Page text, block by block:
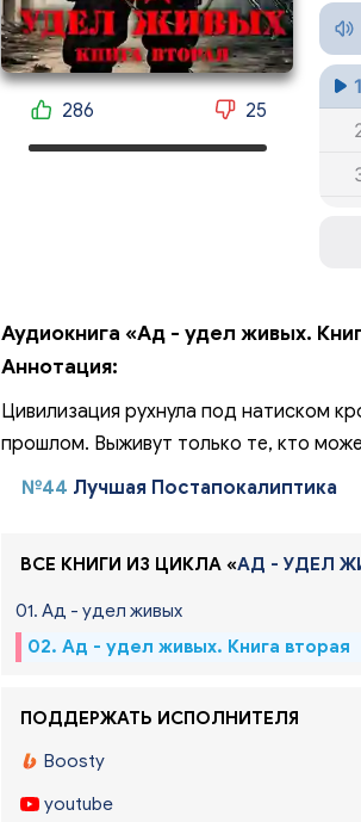
286 25
Аудиокнига «Ад - удел живых.
Аннотация:
Цивилизация рухнула под натиском
прошлом. Выживут только те, кто
№44 Лучшая Постапокалиптика
ВСЕ КНИГИ ИЗ ЦИКЛА «АД - УДЕЛ
01. Ад - удел живых
02. Ад - удел живых. Книга вторая
ПОДДЕРЖАТЬ ИСПОЛНИТЕЛЯ
Boosty
youtube